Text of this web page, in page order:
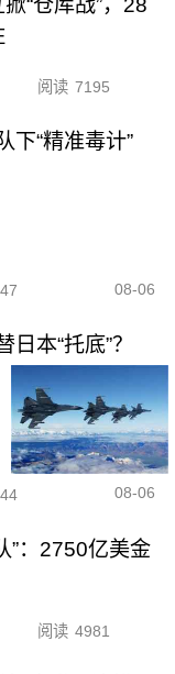
“仓库战”，28
阅读 7195
下“精准毒计”
08-06
本“托底”？
08-06
”：2750亿美金
阅读 4981